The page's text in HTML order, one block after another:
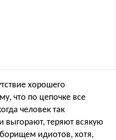
хорошего
что по цепочке все
человек так
выгорают, теряют всякую
идиотов, хотя,